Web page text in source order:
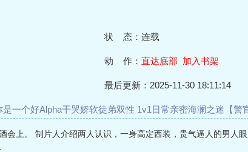
状 态：连载
动 作： 直达底部 加入书架
最后更新：2025-11-30 18:11:14
是一个好Alpha干哭娇软徒弟双性 1v1 日常亲密海澜之迷【警
会上。 制片人介绍两人认识，一身高定西装，贵气逼人的男人